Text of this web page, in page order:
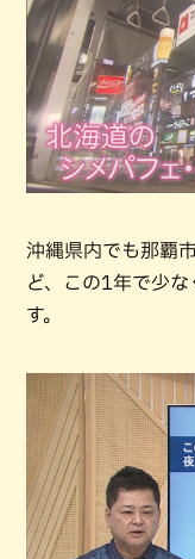
沖縄県内でも那覇
ど、この1年で少
す。